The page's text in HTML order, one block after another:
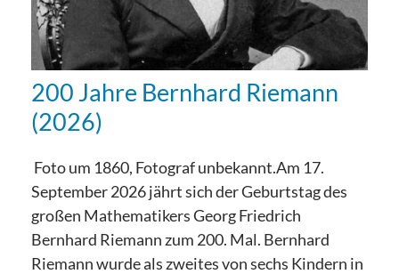
200 Jahre Bernhard Riemann
(2026)
Foto um 1860, Fotograf unbekannt.Am 17.
September 2026 jährt sich der Geburtstag des
großen Mathematikers Georg Friedrich
Bernhard Riemann zum 200. Mal. Bernhard
Riemann wurde als zweites von sechs Kindern in